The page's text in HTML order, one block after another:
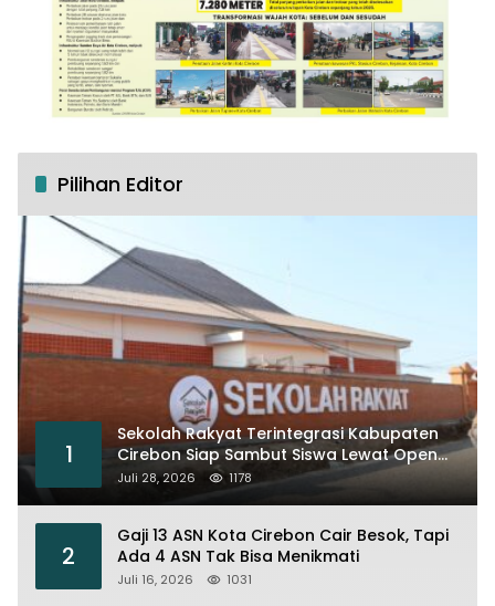
Pilihan Editor
1
Sekolah Rakyat Terintegrasi Kabupaten
Cirebon Siap Sambut Siswa Lewat Open
House dan MPLS
Juli 28, 2026 1178
2
Gaji 13 ASN Kota Cirebon Cair Besok, Tapi
Ada 4 ASN Tak Bisa Menikmati
Juli 16, 2026 1031